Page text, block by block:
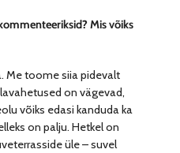
Mis võiks
Me toome siia pidevalt
on vägevad,
võiks edasi kanduda ka
on palju. Hetkel on
üle – suvel